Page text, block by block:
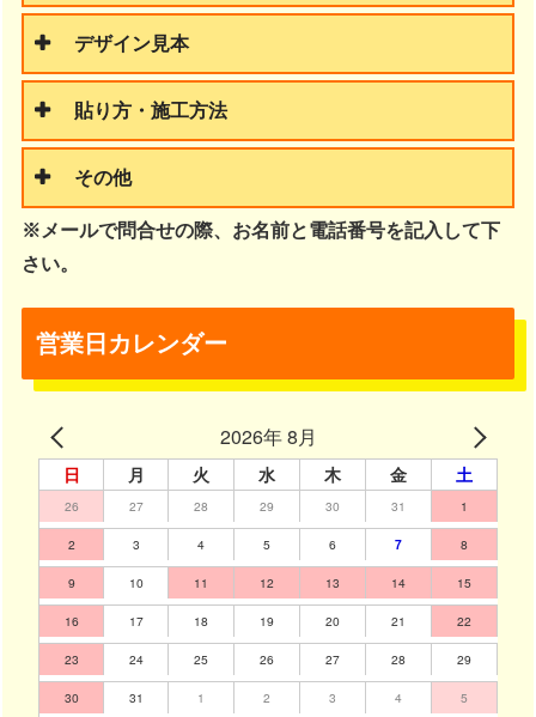
デザイン見本
貼り方・施工方法
その他
※メールで問合せの際、お名前と電話番号を記入して下
さい。
営業日カレンダー
2026年 8月
日 月 火 水 木 金 土
26 27 28 29 30 31 1
2 3 4 5 6 7 8
9 10 11 12 13 14 15
16 17 18 19 20 21 22
23 24 25 26 27 28 29
30 31 1 2 3 4 5